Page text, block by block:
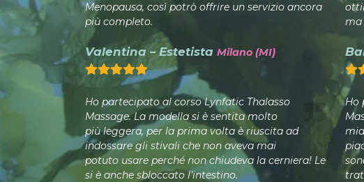
Menopausa, così potrò offrire un servizio ancora
più completo.
Valentina – Estetista Milano (MI)
ma
Ho partecipato al corso Lynfatic Thalasso
Massage. La modella si è sentita molto
più leggera, per la prima volta è riuscita ad
indossare gli stivali che non aveva mai
potuto usare perché non chiudeva la cerniera! Le
si è anche sbloccato l’intestino.
Ho